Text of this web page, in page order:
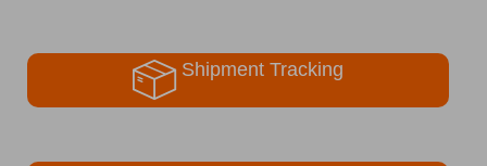
Shipment Tracking